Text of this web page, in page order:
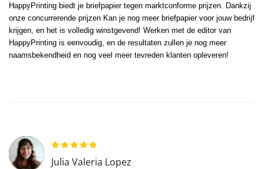
HappyPrinting biedt je briefpapier tegen marktconforme prijzen. Dankzij
onze concurrerende prijzen Kan je nog meer briefpapier voor jouw bedrijf
krijgen, en het is volledig winstgevend! Werken met de editor van
HappyPrinting is eenvoudig, en de resultaten zullen je nog meer
naamsbekendheid en nog veel meer tevreden klanten opleveren!
Julia Valeria Lopez